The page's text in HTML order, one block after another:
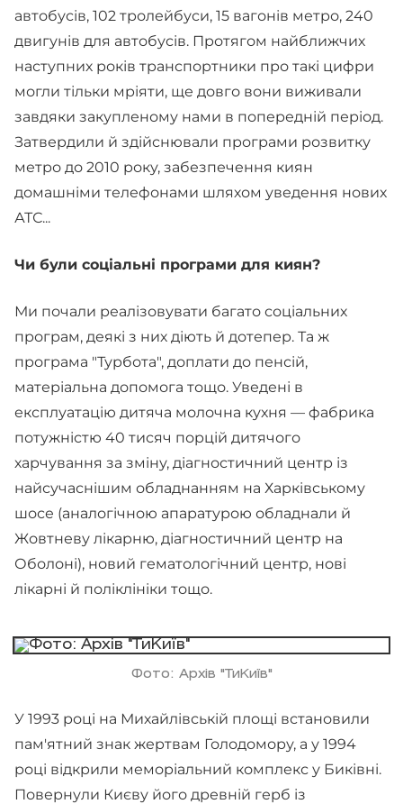
автобусів, 102 тролейбуси, 15 вагонів метро, 240
двигунів для автобусів. Протягом найближчих
наступних років транспортники про такі цифри
могли тільки мріяти, ще довго вони виживали
завдяки закупленому нами в попередній період.
Затвердили й здійснювали програми розвитку
метро до 2010 року, забезпечення киян
домашніми телефонами шляхом уведення нових
АТС...
Чи були соціальні програми для киян?
Ми почали реалізовувати багато соціальних
програм, деякі з них діють й дотепер. Та ж
програма "Турбота", доплати до пенсій,
матеріальна допомога тощо. Уведені в
експлуатацію дитяча молочна кухня — фабрика
потужністю 40 тисяч порцій дитячого
харчування за зміну, діагностичний центр із
найсучаснішим обладнанням на Харківському
шосе (аналогічною апаратурою обладнали й
Жовтневу лікарню, діагностичний центр на
Оболоні), новий гематологічний центр, нові
лікарні й поліклініки тощо.
Фото: Архів "ТиКиїв"
У 1993 році на Михайлівській площі встановили
пам'ятний знак жертвам Голодомору, а у 1994
році відкрили меморіальний комплекс у Биківні.
Повернули Києву його древній герб із